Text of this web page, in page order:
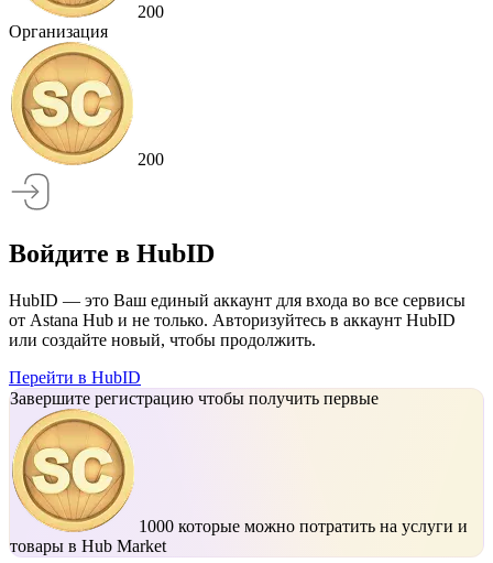
200
Организация
200
Войдите в HubID
HubID — это Ваш единый аккаунт для входа во все сервисы
от Astana Hub и не только. Авторизуйтесь в аккаунт HubID
или создайте новый, чтобы продолжить.
Перейти в HubID
Завершите регистрацию чтобы получить первые
1000 которые можно потратить на услуги и
товары в Hub Market